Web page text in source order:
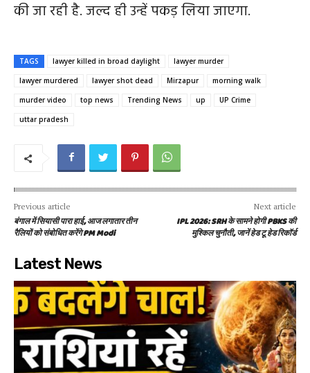
की जा रही है. जल्द ही उन्हें पकड़ लिया जाएगा.
TAGS lawyer killed in broad daylight
lawyer murder
lawyer murdered
lawyer shot dead Mirzapur
morning walk
murder video
top news Trending News up
UP Crime
uttar pradesh
Previous article
बंगाल में सियासी पारा हाई, आज लगातार तीन
रैलियों को संबोधित करेंगे PM Modi
Next article
IPL 2026: SRH के सामने होगी PBKS की
मुश्किल चुनौती, जानें हेड टू हेड रिकॉर्ड
Latest News